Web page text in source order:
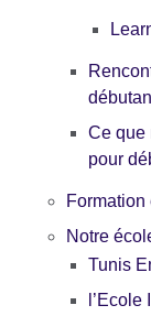
Ce que
pour
Notre
Tunis